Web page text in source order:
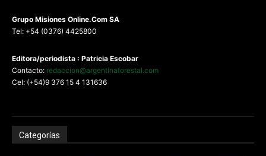
Grupo Misiones Online.Com SA
Tel: +54 (0376) 4425800
Editora/periodista : Patricia Escobar
Contacto: redaccion@argentinaforestal.com
Cel: (+54)9 376 15 4 131636
Categorías